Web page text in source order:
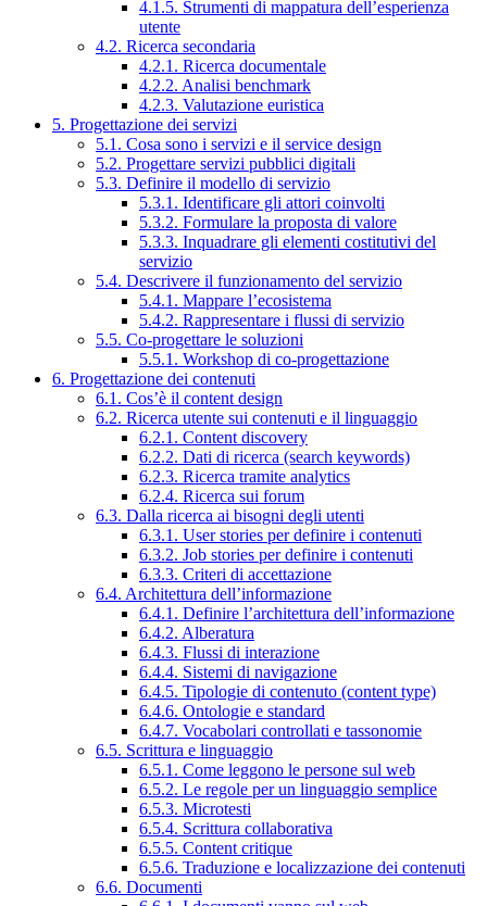
4.1.5. Strumenti di mappatura dell’esperienza
utente
4.2. Ricerca secondaria
4.2.1. Ricerca documentale
4.2.2. Analisi benchmark
4.2.3. Valutazione euristica
5. Progettazione dei servizi
5.1. Cosa sono i servizi e il service design
5.2. Progettare servizi pubblici digitali
5.3. Definire il modello di servizio
5.3.1. Identificare gli attori coinvolti
5.3.2. Formulare la proposta di valore
5.3.3. Inquadrare gli elementi costitutivi del
servizio
5.4. Descrivere il funzionamento del servizio
5.4.1. Mappare l’ecosistema
5.4.2. Rappresentare i flussi di servizio
5.5. Co-progettare le soluzioni
5.5.1. Workshop di co-progettazione
6. Progettazione dei contenuti
6.1. Cos’è il content design
6.2. Ricerca utente sui contenuti e il linguaggio
6.2.1. Content discovery
6.2.2. Dati di ricerca (search keywords)
6.2.3. Ricerca tramite analytics
6.2.4. Ricerca sui forum
6.3. Dalla ricerca ai bisogni degli utenti
6.3.1. User stories per definire i contenuti
6.3.2. Job stories per definire i contenuti
6.3.3. Criteri di accettazione
6.4. Architettura dell’informazione
6.4.1. Definire l’architettura dell’informazione
6.4.2. Alberatura
6.4.3. Flussi di interazione
6.4.4. Sistemi di navigazione
6.4.5. Tipologie di contenuto (content type)
6.4.6. Ontologie e standard
6.4.7. Vocabolari controllati e tassonomie
6.5. Scrittura e linguaggio
6.5.1. Come leggono le persone sul web
6.5.2. Le regole per un linguaggio semplice
6.5.3. Microtesti
6.5.4. Scrittura collaborativa
6.5.5. Content critique
6.5.6. Traduzione e localizzazione dei contenuti
6.6. Documenti